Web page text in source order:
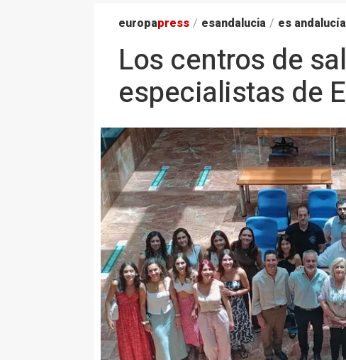
europapress / esandalucia / es
Los centros de
especialistas de